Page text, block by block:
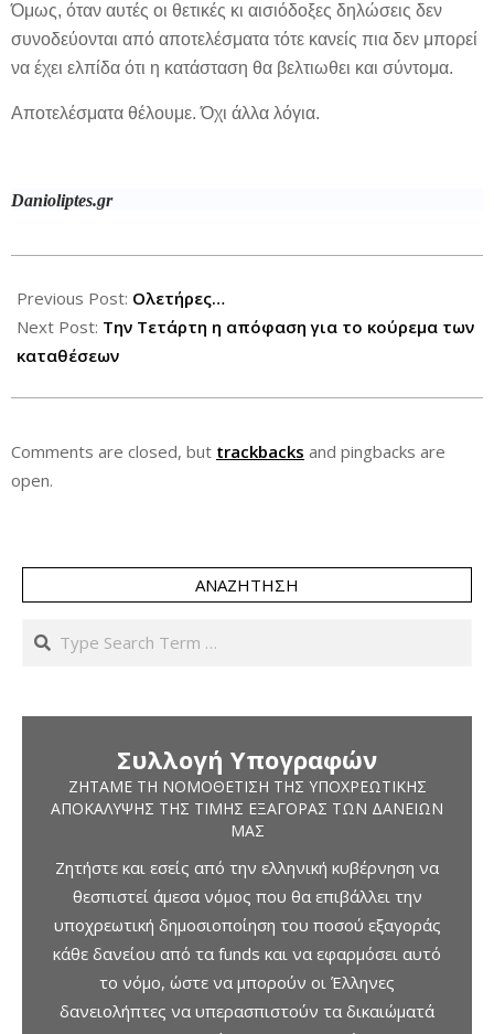
Όμως, όταν αυτές οι θετικές κι αισιόδοξες δηλώσεις δεν
συνοδεύονται από αποτελέσματα τότε κανείς πια δεν μπορεί
να έχει ελπίδα ότι η κατάσταση θα βελτιωθει και σύντομα.
Αποτελέσματα θέλουμε. Όχι άλλα λόγια.
Danioliptes.gr
06-
22
Previous Post: Ολετήρες…
Next Post: Την Τετάρτη η απόφαση για το κούρεμα των
καταθέσεων
Comments are closed, but trackbacks and pingbacks are
open.
ΑΝΑΖΉΤΗΣΗ
Search
Συλλογή Υπογραφών
ΖΗΤΆΜΕ ΤΗ ΝΟΜΟΘΈΤΙΣΗ ΤΗΣ ΥΠΟΧΡΕΩΤΙΚΉΣ
ΑΠΟΚΆΛΥΨΗΣ ΤΗΣ ΤΙΜΉΣ ΕΞΑΓΟΡΆΣ ΤΩΝ ΔΑΝΕΊΩΝ
ΜΑΣ
Ζητήστε και εσείς από την ελληνική κυβέρνηση να
θεσπιστεί άμεσα νόμος που θα επιβάλλει την
υποχρεωτική δημοσιοποίηση του ποσού εξαγοράς
κάθε δανείου από τα funds και να εφαρμόσει αυτό
το νόμο, ώστε να μπορούν οι Έλληνες
δανειολήπτες να υπερασπιστούν τα δικαιώματά